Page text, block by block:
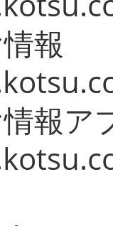
報
報ア